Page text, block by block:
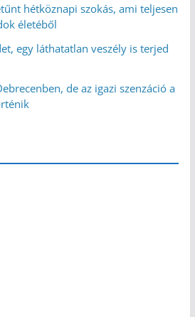
hétköznapi szokás, ami teljesen
életéből
egy láthatatlan veszély is terjed
de az igazi szenzáció a